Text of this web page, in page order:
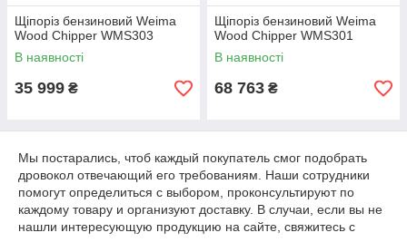
Щіпоріз бензиновий Weima
Wood Chipper WMS303
В наявності
35 999 ₴
Щіпоріз бензиновий Weima
Wood Chipper WMS301
В наявності
68 763 ₴
Мы постарались, чтоб каждый покупатель смог подобрать
дровокол отвечающий его требованиям. Наши сотрудники
помогут определиться с выбором, проконсультируют по
каждому товару и организуют доставку. В случаи, если вы не
нашли интересующую продукцию на сайте, свяжитесь с